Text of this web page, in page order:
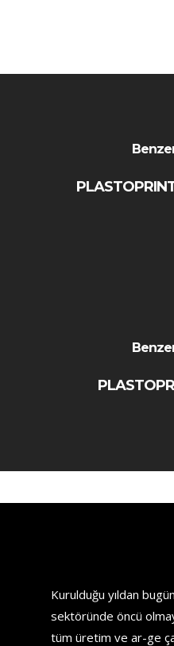
Kurulduğu yıldan
sektöründe öncü
tüm üretim ve ar-ge